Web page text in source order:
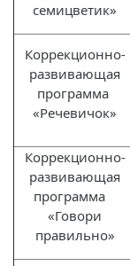
семицветик»
Коррекционно-
развивающая
программа
«Речевичок»
Коррекционно-
развивающая
программа
«Говори
правильно»